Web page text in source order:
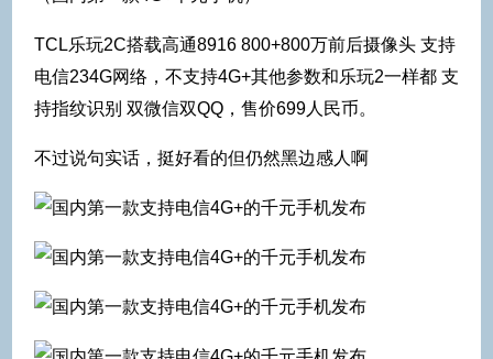
TCL乐玩2C搭载高通8916 800+800万前后摄像头 支持
电信234G网络，不支持4G+其他参数和乐玩2一样都 支
持指纹识别 双微信双QQ，售价699人民币。
不过说句实话，挺好看的但仍然黑边感人啊